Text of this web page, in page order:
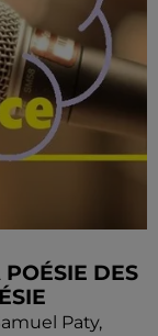
POÉSIE DES
Paty,